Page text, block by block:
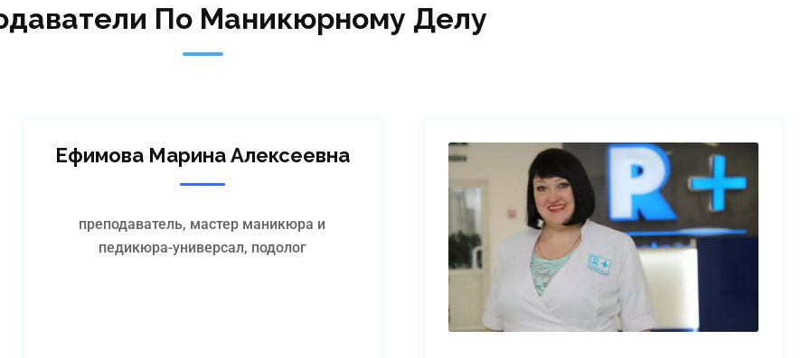
Колиуш Анастасия
Анатольевна
массажист-универсал, реабилитолог
По Маникюрному Делу
Ефимова Марина Алексеевна
преподаватель, мастер маникюра и
педикюра-универсал, подолог